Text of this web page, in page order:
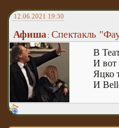
12.06.2021 19:30
Афиша: Спектакль
В
И вот
Яцко
И